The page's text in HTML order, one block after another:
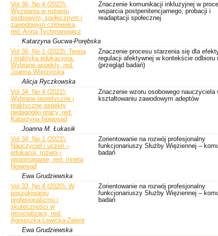
Vol 36, No 4 (2023):
Wyzwania w rozwoju
osobowym, społecznym i
zawodowym człowieka,
red. Anna Tychmanowicz
Znaczenie komunikacji inkluzyjnej w
wsparcia postpenitencjarnego, probacji i
readaptacji społecznej
Katarzyna Gucwa-Porębska
Vol 36, No 1 (2023): Teoria
i praktyka edukacyjna.
Wybrane aspekty, red.
Joanna Wierzejska
Znaczenie procesu starzenia się dla
regulacji afektywnej w kontekście odbioru
(przegląd badań)
Alicja Ryczkowska
Vol 34, No 4 (2021):
Wybrane teoretyczne i
praktyczne aspekty
pedagogiki pracy, red.
Katarzyna Nowosad
Znaczenie wzoru osobowego nauczyciela
kształtowaniu zawodowym adeptów
Joanna M. Łukasik
Vol 34, No 1 (2021):
Nauczyciel i uczeń –
edukacja, rozwój i
wspomaganie, red. Inneta
Nowosad
Zorientowanie na rozwój profesjonalny
funkcjonariuszy Służby Więziennej –
badań
Ewa Grudziewska
Vol 33, No 4 (2020): W
poszukiwaniu
profesjonalizmu i
skuteczności w
resocjalizacji, red.
Agnieszka Lewicka-Zelent
Zorientowanie na rozwój profesjonalny
funkcjonariuszy Służby Więziennej –
badań
Ewa Grudziewska